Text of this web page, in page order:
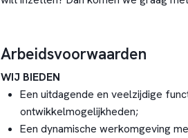
Arbeidsvoorwaarden
WIJ BIEDEN
Een uitdagende en veelzijdige
ontwikkelmogelijkheden;
Een dynamische werkomgeving